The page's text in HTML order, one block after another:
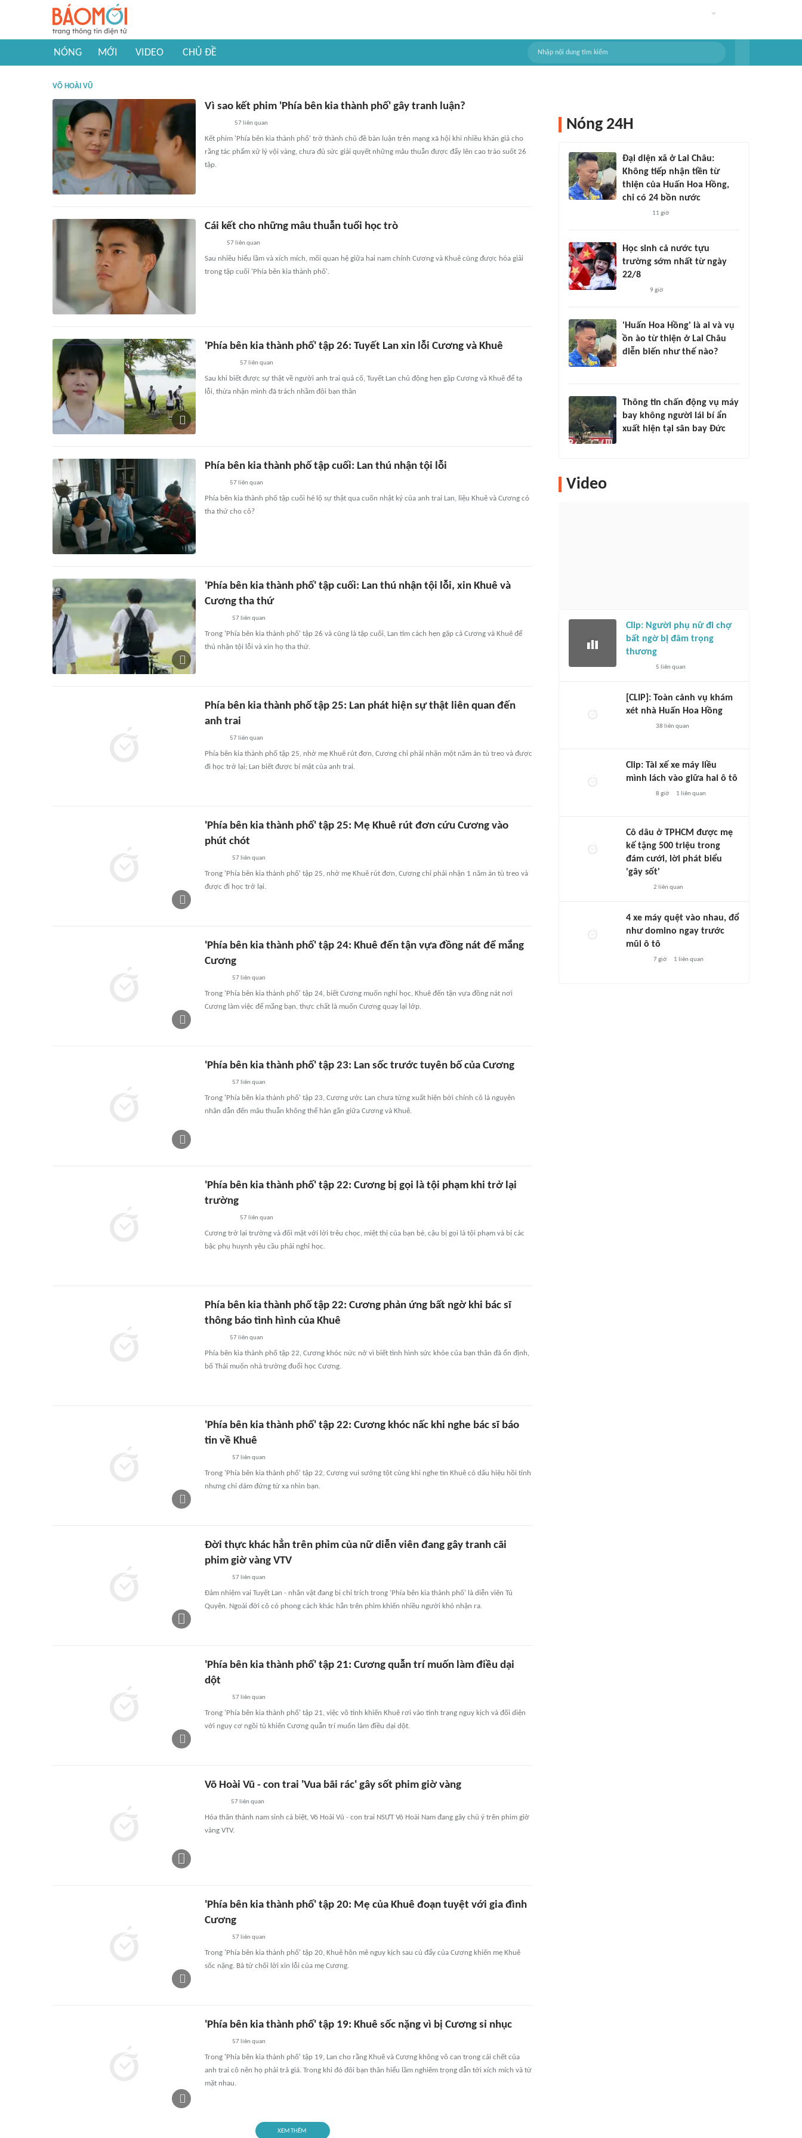
NÓNG MỚI VIDEO CHỦ ĐỀ
VÕ HOÀI VŨ
Vì sao kết phim 'Phía bên kia thành phố' gây tranh luận?
57liên quan
Kết phim 'Phía bên kia thành phố' trở thành chủ đề bàn luận trên mạng xã hội khi nhiều khán giả cho
rằng tác phẩm xử lý vội vàng, chưa đủ sức giải quyết những mâu thuẫn được đẩy lên cao trào suốt 26
tập.
Cái kết cho những mâu thuẫn tuổi học trò
57liên quan
Sau nhiều hiểu lầm và xích mích, mối quan hệ giữa hai nam chính Cương và Khuê cũng được hóa giải
trong tập cuối 'Phía bên kia thành phố'.
'Phía bên kia thành phố' tập 26: Tuyết Lan xin lỗi Cương và Khuê
57liên quan
Sau khi biết được sự thật về người anh trai quá cố, Tuyết Lan chủ động hẹn gặp Cương và Khuê để tạ
lỗi, thừa nhận mình đã trách nhầm đôi bạn thân
Phía bên kia thành phố tập cuối: Lan thú nhận tội lỗi
57 liên quan
Phía bên kia thành phố tập cuối hé lộ sự thật qua cuốn nhật ký của anh trai Lan, liệu Khuê và Cương có
tha thứ cho cô?
'Phía bên kia thành phố' tập cuối: Lan thú nhận tội lỗi, xin Khuê và
Cương tha thứ
57liên quan
Trong 'Phía bên kia thành phố' tập 26 và cũng là tập cuối, Lan tìm cách hẹn gặp cả Cương và Khuê để
thú nhận tội lỗi và xin họ tha thứ.
Phía bên kia thành phố tập 25: Lan phát hiện sự thật liên quan đến
anh trai
57 liên quan
Phía bên kia thành phố tập 25, nhờ mẹ Khuê rút đơn, Cương chỉ phải nhận một năm án tù treo và được
đi học trở lại; Lan biết được bí mật của anh trai.
'Phía bên kia thành phố' tập 25: Mẹ Khuê rút đơn cứu Cương vào
phút chót
57liên quan
Trong 'Phía bên kia thành phố' tập 25, nhờ mẹ Khuê rút đơn, Cương chỉ phải nhận 1 năm án tù treo và
được đi học trở lại.
'Phía bên kia thành phố' tập 24: Khuê đến tận vựa đồng nát để mắng
Cương
57liên quan
Trong 'Phía bên kia thành phố' tập 24, biết Cương muốn nghỉ học, Khuê đến tận vựa đồng nát nơi
Cương làm việc để mắng bạn, thực chất là muốn Cương quay lại lớp.
'Phía bên kia thành phố' tập 23: Lan sốc trước tuyên bố của Cương
57liên quan
Trong 'Phía bên kia thành phố' tập 23, Cương ước Lan chưa từng xuất hiện bởi chính cô là nguyên
nhân dẫn đến mâu thuẫn không thể hàn gắn giữa Cương và Khuê.
'Phía bên kia thành phố' tập 22: Cương bị gọi là tội phạm khi trở lại
trường
57liên quan
Cương trở lại trường và đối mặt với lời trêu chọc, miệt thị của bạn bè, cậu bị gọi là tội phạm và bị các
bậc phụ huynh yêu cầu phải nghỉ học.
Phía bên kia thành phố tập 22: Cương phản ứng bất ngờ khi bác sĩ
thông báo tình hình của Khuê
57 liên quan
Phía bên kia thành phố tập 22, Cương khóc nức nở vì biết tình hình sức khỏe của bạn thân đã ổn định,
bố Thái muốn nhà trường đuổi học Cương.
'Phía bên kia thành phố' tập 22: Cương khóc nấc khi nghe bác sĩ báo
tin về Khuê
57liên quan
Trong 'Phía bên kia thành phố' tập 22, Cương vui sướng tột cùng khi nghe tin Khuê có dấu hiệu hồi tỉnh
nhưng chỉ dám đứng từ xa nhìn bạn.
Đời thực khác hẳn trên phim của nữ diễn viên đang gây tranh cãi
phim giờ vàng VTV
57liên quan
Đảm nhiệm vai Tuyết Lan - nhân vật đang bị chỉ trích trong 'Phía bên kia thành phố' là diễn viên Tú
Quyên. Ngoài đời cô có phong cách khác hẳn trên phim khiến nhiều người khó nhận ra.
'Phía bên kia thành phố' tập 21: Cương quẫn trí muốn làm điều dại
dột
57liên quan
Trong 'Phía bên kia thành phố' tập 21, việc vô tình khiến Khuê rơi vào tình trạng nguy kịch và đối diện
với nguy cơ ngồi tù khiến Cương quẫn trí muốn làm điều dại dột.
Võ Hoài Vũ - con trai 'Vua bãi rác' gây sốt phim giờ vàng
57 liên quan
Hóa thân thành nam sinh cá biệt, Võ Hoài Vũ - con trai NSƯT Võ Hoài Nam đang gây chú ý trên phim giờ
vàng VTV.
'Phía bên kia thành phố' tập 20: Mẹ của Khuê đoạn tuyệt với gia đình
Cương
57liên quan
Trong 'Phía bên kia thành phố' tập 20, Khuê hôn mê nguy kịch sau cú đẩy của Cương khiến mẹ Khuê
sốc nặng. Bà từ chối lời xin lỗi của mẹ Cương.
'Phía bên kia thành phố' tập 19: Khuê sốc nặng vì bị Cương sỉ nhục
57liên quan
Trong 'Phía bên kia thành phố' tập 19, Lan cho rằng Khuê và Cương không vô can trong cái chết của
anh trai cô nên họ phải trả giá. Trong khi đó đôi bạn thân hiểu lầm nghiêm trọng dẫn tới xích mích và từ
mặt nhau.
XEM THÊM
Nóng 24H
Đại diện xã ở Lai Châu:
Không tiếp nhận tiền từ
thiện của Huấn Hoa Hồng,
chỉ có 24 bồn nước
11 giờ
Học sinh cả nước tựu
trường sớm nhất từ ngày
22/8
9 giờ
'Huấn Hoa Hồng' là ai và vụ
ồn ào từ thiện ở Lai Châu
diễn biến như thế nào?
Thông tin chấn động vụ máy
bay không người lái bí ẩn
xuất hiện tại sân bay Đức
Video
Clip: Người phụ nữ đi chợ
bất ngờ bị đâm trọng
thương
5 liên quan
[CLIP]: Toàn cảnh vụ khám
xét nhà Huấn Hoa Hồng
38 liên quan
Clip: Tài xế xe máy liều
mình lách vào giữa hai ô tô
8 giờ 1 liên quan
Cô dâu ở TPHCM được mẹ
kế tặng 500 triệu trong
đám cưới, lời phát biểu
'gây sốt'
2 liên quan
4 xe máy quệt vào nhau, đổ
như domino ngay trước
mũi ô tô
7 giờ 1 liên quan